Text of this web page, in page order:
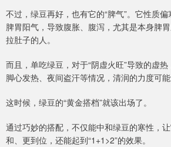
不过，绿豆再好，也有它的“脾气”。它性质
脾胃阳气，导致腹胀、腹泻，尤其是本身脾
拉肚子的人。
而且，单吃绿豆，对于“阴虚火旺”导致的虚
脚心发热、夜间盗汗等情况，清润的力度可能
这时候，绿豆的“黄金搭档”就该出场了。
通过巧妙的搭配，不仅能中和绿豆的寒性，
和、更到位，还能起到“1+1>2”的效果。